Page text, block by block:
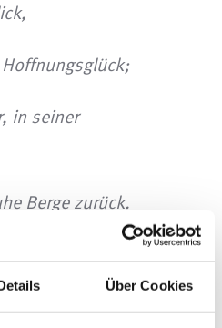
Über Cookies
in seiner
Berge zurück.